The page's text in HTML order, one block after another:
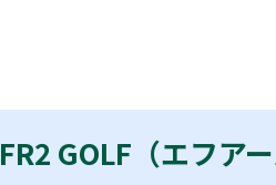
FR2 GOLF（エフア